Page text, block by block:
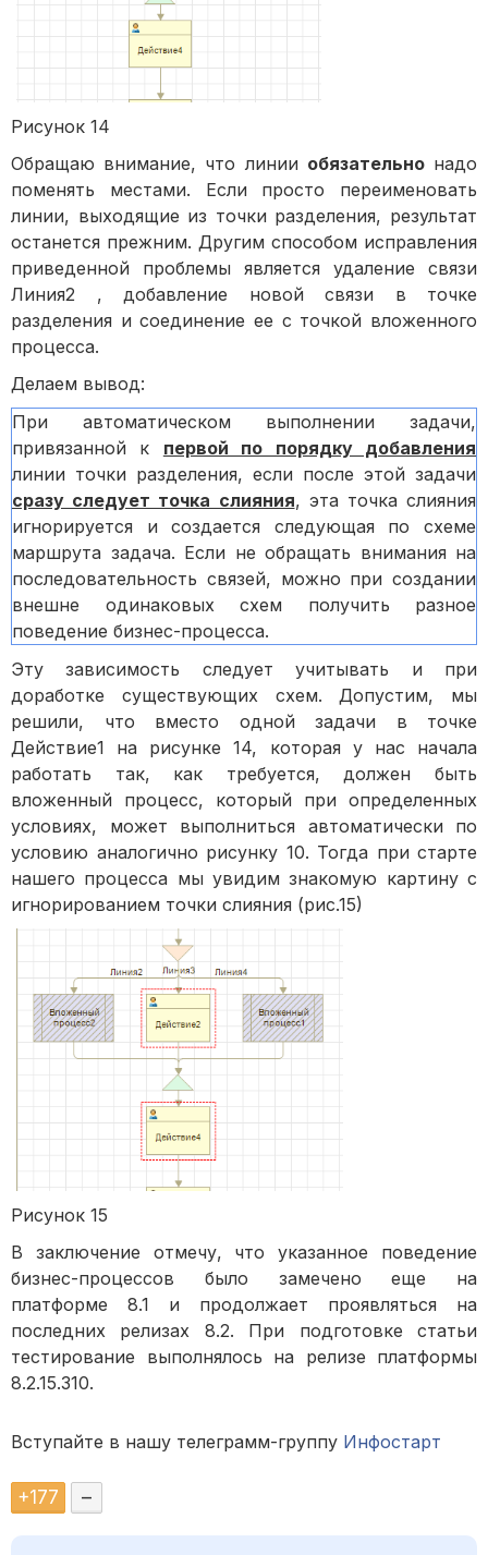
Рисунок 14
Обращаю внимание, что линии обязательнонадо
поменять местами. Если просто переименовать
линии, выходящие из точки разделения, результат
останется прежним. Другим способом исправления
приведенной проблемы является удаление связи
Линия2 , добавление новой связи в точке
разделения и соединение ее с точкой вложенного
процесса.
Делаем вывод:
При автоматическом выполнении задачи,
привязанной к первой по порядку добавления
линии точки разделения, если после этой задачи
сразу следует точка слияния, эта точка слияния
игнорируется и создается следующая по схеме
маршрута задача. Если не обращать внимания на
последовательность связей, можно при создании
внешне одинаковых схем получить разное
поведение бизнес-процесса.
Эту зависимость следует учитывать и при
доработке существующих схем. Допустим, мы
решили, что вместо одной задачи в точке
Действие1 на рисунке 14, которая у нас начала
работать так, как требуется, должен быть
вложенный процесс, который при определенных
условиях, может выполниться автоматически по
условию аналогично рисунку 10. Тогда при старте
нашего процесса мы увидим знакомую картину с
игнорированием точки слияния (рис.15)
Рисунок 15
В заключение отмечу, что указанное поведение
бизнес-процессов было замечено еще на
платформе 8.1 и продолжает проявляться на
последних релизах 8.2. При подготовке статьи
тестирование выполнялось на релизе платформы
8.2.15.310.
Вступайте в нашу телеграмм-группу Инфостарт
+177 –